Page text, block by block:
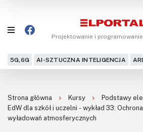
Projektowanie i
5G,6G AI-SZTUCZNA INTELIGENCJA
Projekty
Strona główna Kursy Podstawy
EdW dla szkół i uczelni - wykład 33:
wyładowań atmosferycznych